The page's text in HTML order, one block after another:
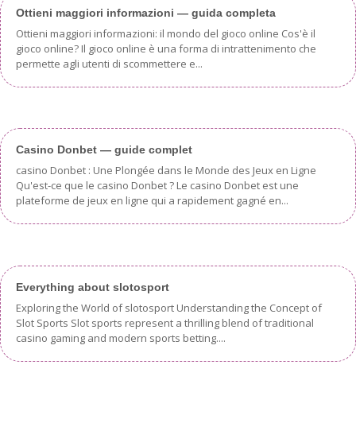
Ottieni maggiori informazioni — guida completa
Ottieni maggiori informazioni: il mondo del gioco online Cos'è il
gioco online? Il gioco online è una forma di intrattenimento che
permette agli utenti di scommettere e...
Casino Donbet — guide complet
casino Donbet : Une Plongée dans le Monde des Jeux en Ligne
Qu'est-ce que le casino Donbet ? Le casino Donbet est une
plateforme de jeux en ligne qui a rapidement gagné en...
Everything about slotosport
Exploring the World of slotosport Understanding the Concept of
Slot Sports Slot sports represent a thrilling blend of traditional
casino gaming and modern sports betting....